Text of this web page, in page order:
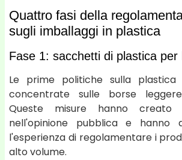
Quattro fasi della
sugli imballaggi in plastica
Fase 1: sacchetti di plastica per
Le prime politiche sulla plastica
concentrate sulle borse
Queste misure hanno creato
nell'opinione pubblica e hanno
l'esperienza di regolamentare i
alto volume.